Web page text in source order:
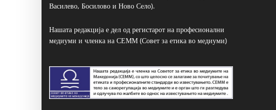
Василево, Босилово и Ново Село).
Нашата редакција е дел од регистарот на професионални
медиуми и членка на СЕММ (Совет за етика во медиуми)